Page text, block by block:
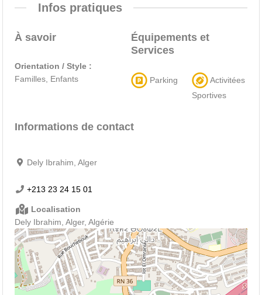
Infos pratiques
À savoir
Orientation / Style :
Familles, Enfants
Équipements et
Services
Parking
Activitées
Sportives
Informations de contact
Dely Ibrahim, Alger
+213 23 24 15 01
Localisation
Dely Ibrahim, Alger, Algérie